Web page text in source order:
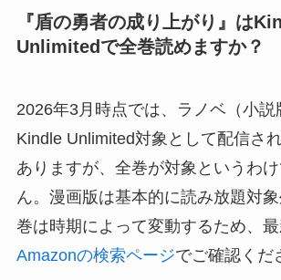
『盾の勇者の成り上がり』は
Unlimitedで全巻読めますか？
2026年3月時点では、ラノベ（小
Kindle Unlimited対象として配信さ
ありますが、全巻が対象というわ
ん。漫画版は基本的に読み放題対
巻は時期によって変動するため、
Amazonの検索ページでご確認くだ